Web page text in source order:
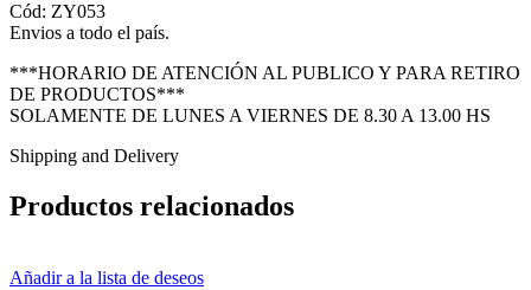
Cód: ZY053
Envios a todo el país.
***HORARIO DE ATENCIÓN AL PUBLICO Y PARA RETIRO
DE PRODUCTOS***
SOLAMENTE DE LUNES A VIERNES DE 8.30 A 13.00 HS
Shipping and Delivery
Productos relacionados
Añadir a la lista de deseos